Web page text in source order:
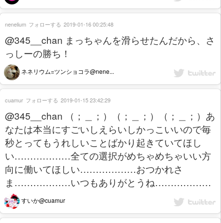
@345__chan まっちゃんを滑らせたんだから、さ
っしーの勝ち！
ネネリウム=ツンショコラ@nene...
nenelium フォローする 2019-01-16 00:25:48
@345__chan （；＿；）（；＿；）（；＿；）あ
なたは本当にすごいしえらいしかっこいいので毎
秒とってもうれしいことばかり起きていてほし
い………………全ての選択がめちゃめちゃいい方
向に働いてほしい………………おつかれさ
ま………………いつもありがとうね………………
すいか@cuamur
cuamur フォローする 2019-01-15 23:42:29